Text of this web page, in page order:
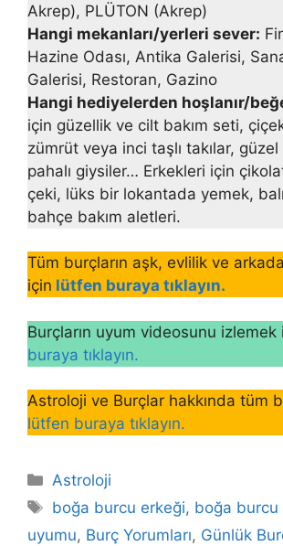
Akrep), PLÜTON (Akrep)
Hangi mekanları/yerleri sever:
Hazine Odası, Antika Galerisi,
Galerisi, Restoran, Gazino
Hangi hediyelerden hoşlanır/
için güzellik ve cilt bakım seti,
zümrüt veya inci taşlı takılar,
pahalı giysiler… Erkekleri için
çeki, lüks bir lokantada yemek,
bahçe bakım aletleri.
Tüm burçların aşk, evlilik ve
için lütfen buraya tıklayın.
Burçların uyum videosunu izlemek
buraya tıklayın.
Astroloji ve Burçlar hakkında tüm
lütfen buraya tıklayın.
Kategoriler
Astroloji
Etiketler
boğa burcu erkeği, boğa burcu
uyumu, Burç Yorumları, Günlük